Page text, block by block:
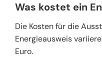
Was kostet ein
Die Kosten für die
Energieausweis
Euro.